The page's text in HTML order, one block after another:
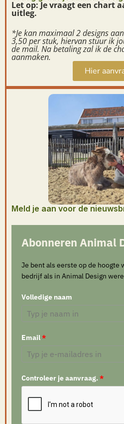
Let op: Je vraagt een chart
uitleg.
*Je kan maximaal 2 designs
3,50 per stuk, hiervan stuur ik
de mail. Na betaling zal ik de
aanmaken.
Hier
Meld je aan voor de
Abonneren Animal
Je bent als eerste op de hoogte
bedrijf als in Animal Design
Volledige naam
Email*
Controleer je aanvraag.*